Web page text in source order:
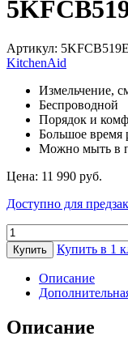
Артикул:
KitchenAid
Измельчение,
Беспроводной
Порядок и
Большое время
Можно мыть в
Цена: 11 990 руб.
Доступно для
Количество
товара
БЕСПРОВОДНОЙ
МИНИ-
КОМБАЙН
KITCHENAID
1.2
Л,
Купить Купить в 1
Описание
Описание